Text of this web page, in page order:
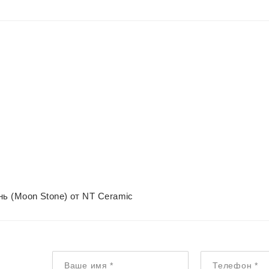
(Moon Stone) от NT Ceramic
Ваше имя* Телефон *